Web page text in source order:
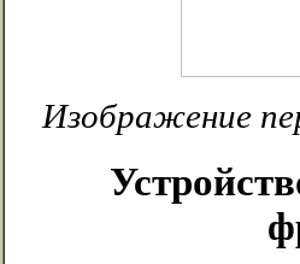
Изображение